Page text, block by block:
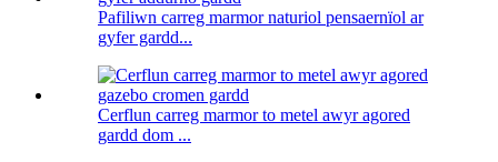
Pafiliwn carreg marmor naturiol pensaernïol ar
gyfer gardd...
Cerflun carreg marmor to metel awyr agored
gardd dom ...